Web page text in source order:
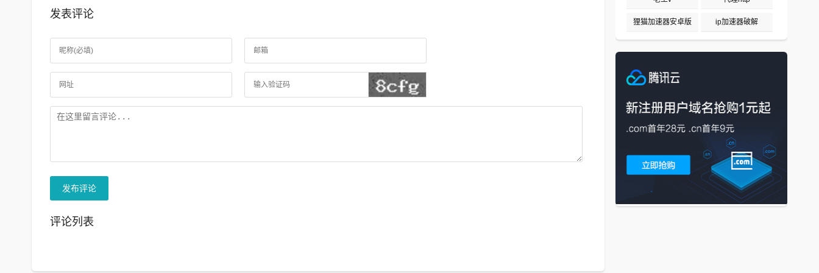
发表评论
发布评论
评论列表
狸猫加速器安卓版 ip加速器破解